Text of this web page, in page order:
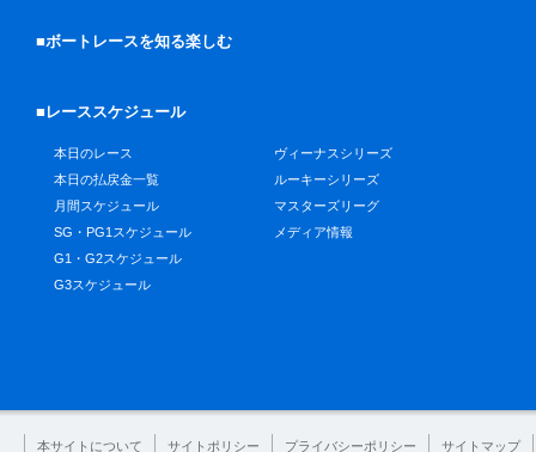
■ボートレースを知る楽しむ
■レーススケジュール
本日のレース
本日の払戻金一覧
月間スケジュール
SG・PG1スケジュール
G1・G2スケジュール
G3スケジュール
ヴィーナスシリーズ
ルーキーシリーズ
マスターズリーグ
メディア情報
本サイトについて サイトポリシー プライバシーポリシー サイトマップ